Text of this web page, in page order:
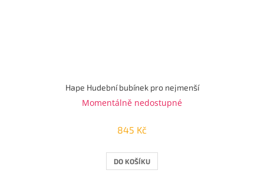
Hape Hudební bubínek pro nejmenší
Momentálně nedostupné
845 Kč
DO KOŠÍKU